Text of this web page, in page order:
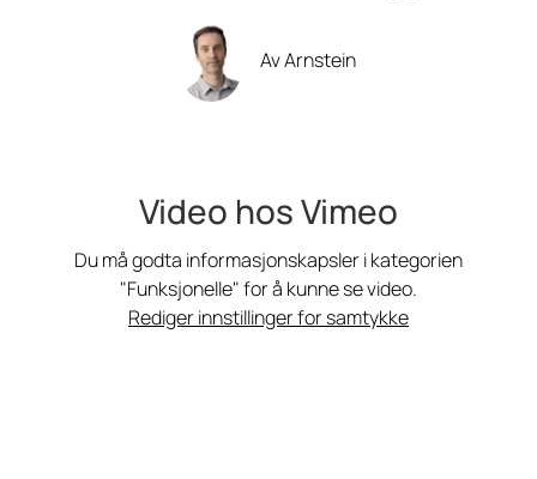
Av Arnstein
Video hos Vimeo
Du må godta informasjonskapsler i kategorien
"Funksjonelle" for å kunne se video.
Rediger innstillinger for samtykke